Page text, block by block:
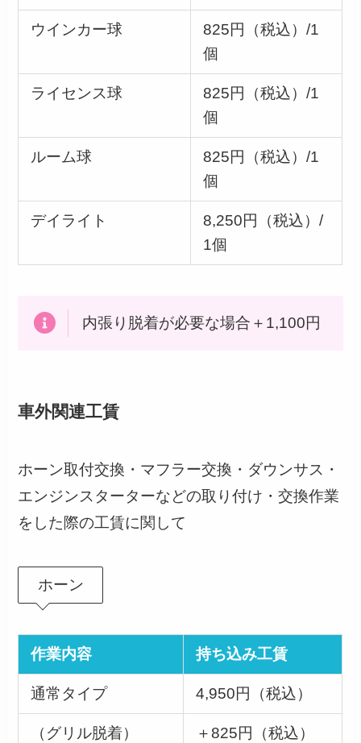
ウインカー球
825円（税込）/1
個
ライセンス球
825円（税込）/1
個
ルーム球
825円（税込）/1
個
デイライト
8,250円（税込）/
1個
内張り脱着が必要な場合＋1,100円
車外関連工賃
ホーン取付交換・マフラー交換・ダウンサス・
エンジンスターターなどの取り付け・交換作業
をした際の工賃に関して
ホーン
作業内容 持ち込み工賃
通常タイプ 4,950円（税込）
（グリル脱着） ＋825円（税込）